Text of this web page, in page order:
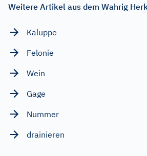
Weitere Artikel aus dem Wahrig
Kaluppe
Felonie
Wein
Gage
Nummer
drainieren